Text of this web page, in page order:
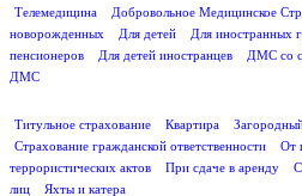
Телемедицина
Добровольное Медицинское
новорожденных
Для детей Для иностранных
пенсионеров
Для детей иностранцев ДМС со
ДМС
Титульное страхование
Квартира
Страхование гражданской ответственности
От
террористических актов
При сдаче в аренду
лиц
Яхты и катера